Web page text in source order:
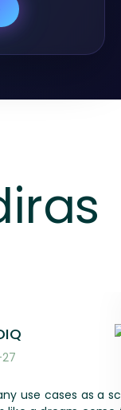
use cases as a